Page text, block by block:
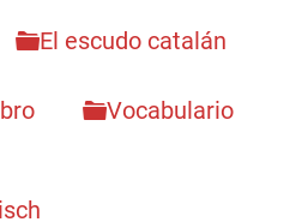
El escudo catalán
Vocabulario